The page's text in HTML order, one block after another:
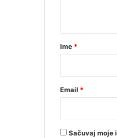
r
Ime *
Email *
Sačuvaj moje